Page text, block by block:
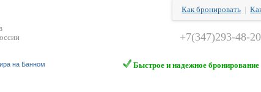
Как бронировать
+7(347)293-48-20
на Банном Быстрое и надежное бронирование